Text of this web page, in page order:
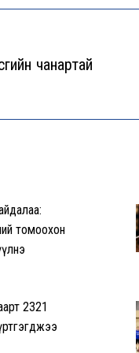
чанартай
томоохон
2321